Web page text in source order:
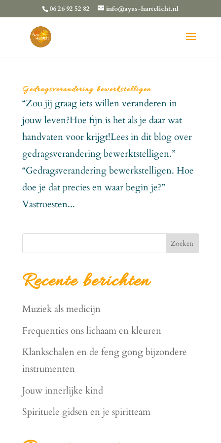
06 26 92 52 82 info@ayus-hartelicht.nl
Gedragsverandering bewerkstelligen
“Zou jij graag iets willen veranderen in
jouw leven?Hoe fijn is het als je daar wat
handvaten voor krijgt!Lees in dit blog over
gedragsverandering bewerktstelligen.”
“Gedragsverandering bewerkstelligen. Hoe
doe je dat precies en waar begin je?”
Vastroesten...
Zoeken
Recente berichten
Muziek als medicijn
Frequenties ons lichaam en kleuren
Klankschalen en de feng gong bijzondere
instrumenten
Jouw innerlijke kind
Spirituele gidsen en je spiritteam